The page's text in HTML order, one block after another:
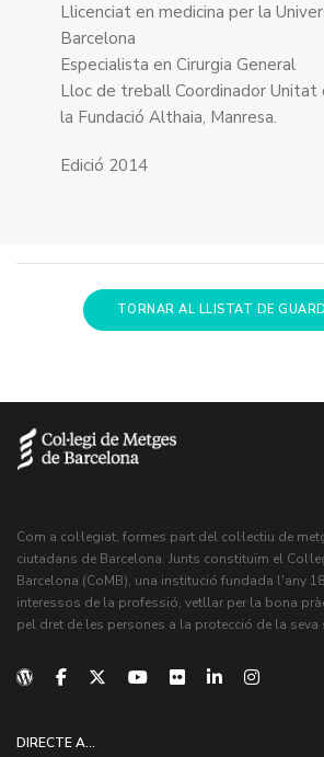
Llicenciat en medicina per la
Barcelona
Especialista en Cirurgia General
Lloc de treball Coordinador Unitat
la Fundació Althaia, Manresa.
Edició 2014
TORNAR AL LLISTAT DE
Com a col·legiat, formes part del col·lectiu de
ciutadans de Barcelona. Junts constituïm el
Barcelona (CoMB), una institució fundada l'any
interessos de la professió, vetllar per la bona
pel dret de les persones a la protecció de la seva
DIRECTE A...